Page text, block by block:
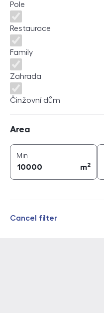
Pole
Restaurace
Family
Zahrada
Činžovní dům
Area
Min
m2
Cancel filter